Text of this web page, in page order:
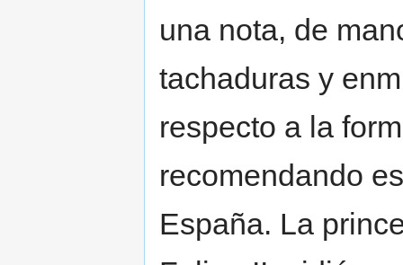
una nota, de
tachaduras y
respecto a la
recomendando
España. La